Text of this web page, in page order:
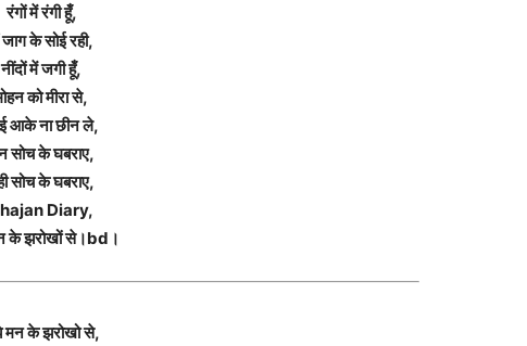
रंगों में रंगी हूँ,
के सोई रही,
नींदों में जगी हूँ,
को मीरा से,
आके ना छीन ले,
सोच के घबराए,
सोच के घबराए,
Diary,
के झरोखों से।bd।
मन के झरोखो से,